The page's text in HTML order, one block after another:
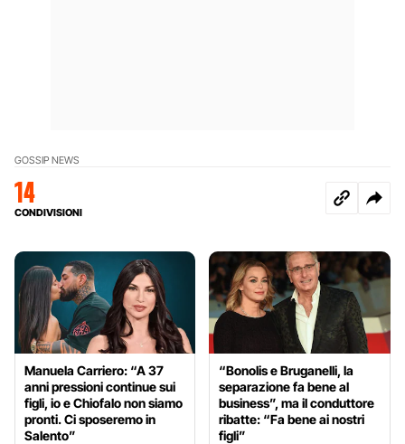
GOSSIP NEWS
14
CONDIVISIONI
Manuela Carriero: “A 37
anni pressioni continue sui
figli, io e Chiofalo non siamo
pronti. Ci sposeremo in
Salento”
“Bonolis e Bruganelli, la
separazione fa bene al
business”, ma il conduttore
ribatte: “Fa bene ai nostri
figli”